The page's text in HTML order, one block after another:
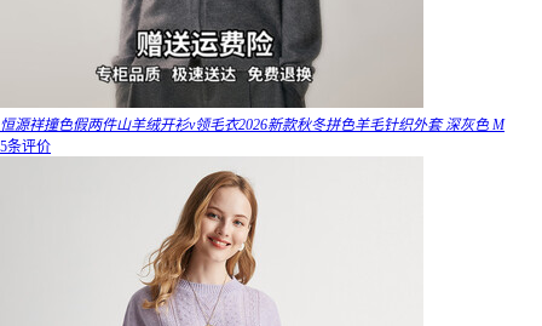
恒源祥撞色假两件山羊绒开衫v领毛衣2026新款秋冬拼色羊毛针织外套 深灰色 M
5条评价